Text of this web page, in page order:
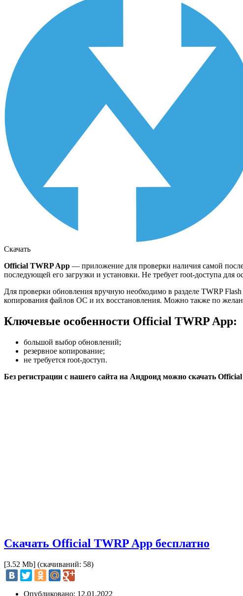
Скачать
Official TWRP App — приложение для проверки наличия самой
последующей его загрузки и установки. Не требует root-доступа для
Для проверки обновления вручную необходимо в разделе TWRP
копирования файлов ОС и их восстановления. Можно также по
Ключевые особенности Official TWRP App:
большой выбор обновлений;
резервное копирование;
не требуется root-доступ.
Без регистрации с нашего сайта на Андроид можно скачать
Скачать Official TWRP App бесплатно
[3.52 Mb] (cкачиваний: 58)
Опубликовано: 12.01.2022